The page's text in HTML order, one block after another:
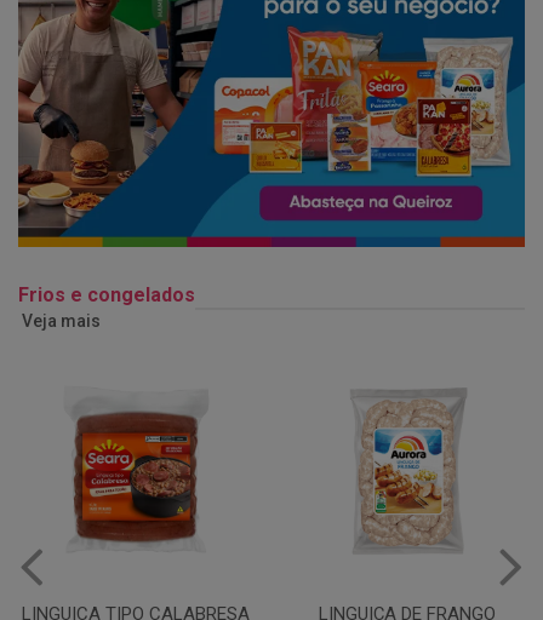
Frios e congelados
Veja mais
LINGUIÇA DE FRANGO QUEIJO MUSSARELA